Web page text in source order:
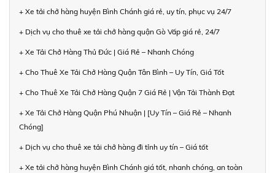
+ Xe tải chở hàng huyện Bình Chánh giá rẻ, uy tín, phục vụ 24/7
+ Dịch vụ cho thuê xe tải chở hàng quận Gò Vấp giá rẻ, 24/7
+ Xe Tải Chở Hàng Thủ Đức | Giá Rẻ – Nhanh Chóng
+ Cho Thuê Xe Tải Chở Hàng Quận Tân Bình – Uy Tín, Giá Tốt
+ Cho Thuê Xe Tải Chở Hàng Quận 7 Giá Rẻ | Vận Tải Thành Đạt
+ Xe Tải Chở Hàng Quận Phú Nhuận | [Uy Tín – Giá Rẻ – Nhanh
Chóng]
+ Dịch vụ cho thuê xe tải chở hàng đi tỉnh uy tín – Giá tốt
+ Xe tải chở hàng huyện Bình Chánh giá tốt, nhanh chóng, an toàn